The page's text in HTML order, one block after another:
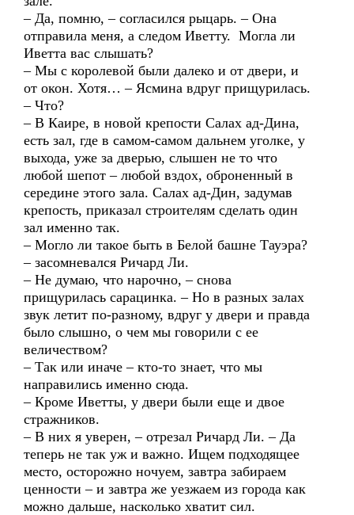
– Да, помню, – согласился рыцарь. – Она
отправила меня, а следом Иветту. Могла ли
Иветта вас слышать?
– Мы с королевой были далеко и от двери, и
от окон. Хотя… – Ясмина вдруг прищурилась.
– Что?
– В Каире, в новой крепости Салах ад-Дина,
есть зал, где в самом-самом дальнем уголке, у
выхода, уже за дверью, слышен не то что
любой шепот – любой вздох, оброненный в
середине этого зала. Салах ад-Дин, задумав
крепость, приказал строителям сделать один
зал именно так.
– Могло ли такое быть в Белой башне Тауэра?
– засомневался Ричард Ли.
– Не думаю, что нарочно, – снова
прищурилась сарацинка. – Но в разных залах
звук летит по-разному, вдруг у двери и правда
было слышно, о чем мы говорили с ее
величеством?
– Так или иначе – кто-то знает, что мы
направились именно сюда.
– Кроме Иветты, у двери были еще и двое
стражников.
– В них я уверен, – отрезал Ричард Ли. – Да
теперь не так уж и важно. Ищем подходящее
место, осторожно ночуем, завтра забираем
ценности – и завтра же уезжаем из города как
можно дальше, насколько хватит сил.